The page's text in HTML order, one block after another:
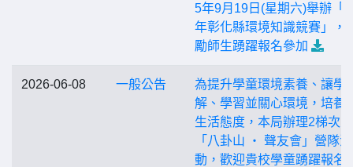
5年9月19日(星期六)舉辦「
年彰化縣環境知識競賽」，
勵師生踴躍報名參加
2026-06-08 一般公告
為提升學童環境素養、讓學
解、學習並關心環境，培養
生活態度，本局辦理2梯次之
「八卦山 ‧ 聲友會」營隊活
動，歡迎貴校學童踴躍報名